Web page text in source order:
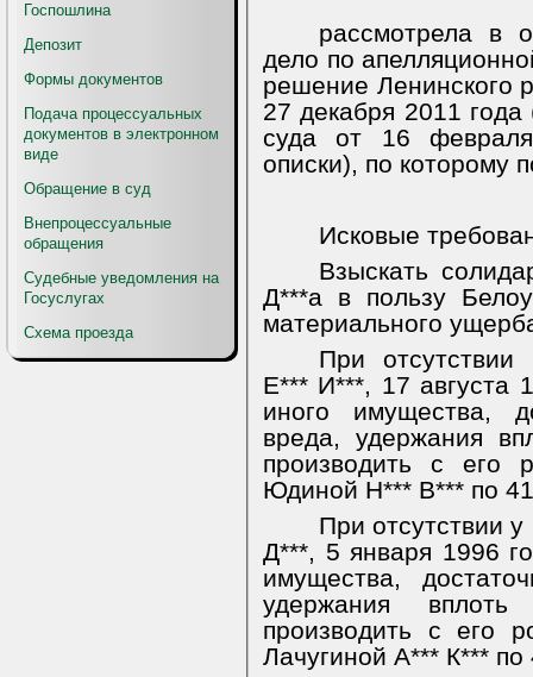
Госпошлина
Депозит
Формы документов
Подача процессуальных
документов в электронном
виде
Обращение в суд
Внепроцессуальные
обращения
Судебные уведомления на
Госуслугах
Схема проезда
рассмотрела в
дело по
решение Ленинского
27 декабря 2011
суда от 16
описки), по которому
Исковые
Взыскать
Д***а в пользу
материального
При
Е*** И***, 17 августа
иного имущества,
вреда, удержания
производить с его
Юдиной Н*** В*** по
При отсутствии
Д***, 5 января 1996
имущества,
удержания
производить с его
Лачугиной А*** К*** по